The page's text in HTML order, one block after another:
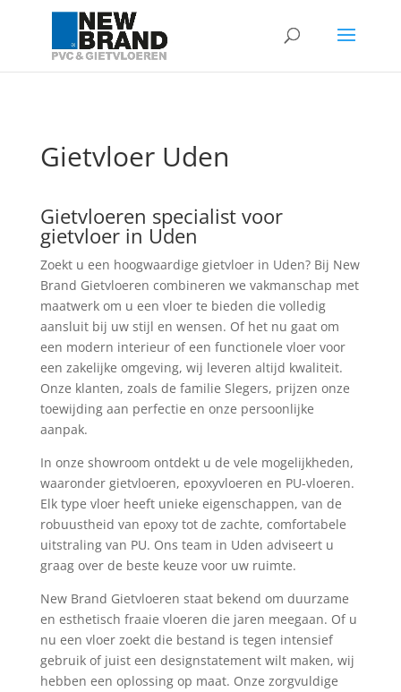
Gietvloer Uden
Gietvloeren specialist voor
gietvloer in Uden
Zoekt u een hoogwaardige gietvloer in Uden? Bij New
Brand Gietvloeren combineren we vakmanschap met
maatwerk om u een vloer te bieden die volledig
aansluit bij uw stijl en wensen. Of het nu gaat om
een modern interieur of een functionele vloer voor
een zakelijke omgeving, wij leveren altijd kwaliteit.
Onze klanten, zoals de familie Slegers, prijzen onze
toewijding aan perfectie en onze persoonlijke
aanpak.
In onze showroom ontdekt u de vele mogelijkheden,
waaronder gietvloeren, epoxyvloeren en PU-vloeren.
Elk type vloer heeft unieke eigenschappen, van de
robuustheid van epoxy tot de zachte, comfortabele
uitstraling van PU. Ons team in Uden adviseert u
graag over de beste keuze voor uw ruimte.
New Brand Gietvloeren staat bekend om duurzame
en esthetisch fraaie vloeren die jaren meegaan. Of u
nu een vloer zoekt die bestand is tegen intensief
gebruik of juist een designstatement wilt maken, wij
hebben een oplossing op maat. Onze zorgvuldige